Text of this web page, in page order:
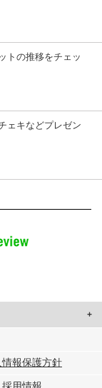
トの推移をチェッ
ェキなどプレゼン
コンテンツや広告の
情報保護方針